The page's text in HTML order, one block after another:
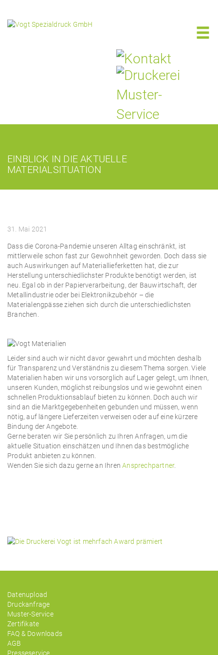
EINBLICK IN DIE AKTUELLE
MATERIALSITUATION
31. Mai 2021
Dass die Corona-Pandemie unseren Alltag einschränkt, ist
mittlerweile schon fast zur Gewohnheit geworden. Doch dass sie
auch Auswirkungen auf Materiallieferketten hat, die zur
Herstellung unterschiedlichster Produkte benötigt werden, ist
neu. Egal ob in der Papierverarbeitung, der Bauwirtschaft, der
Metallindustrie oder bei Elektronikzubehör – die
Materialengpässe ziehen sich durch die unterschiedlichsten
Branchen.
Leider sind auch wir nicht davor gewahrt und möchten deshalb
für Transparenz und Verständnis zu diesem Thema sorgen. Viele
Materialien haben wir uns vorsorglich auf Lager gelegt, um Ihnen,
unseren Kunden, möglichst reibungslos und wie gewohnt einen
schnellen Produktionsablauf bieten zu können. Doch auch wir
sind an die Marktgegebenheiten gebunden und müssen, wenn
nötig, auf längere Lieferzeiten verweisen oder auf eine kürzere
Bindung der Angebote.
Gerne beraten wir Sie persönlich zu Ihren Anfragen, um die
aktuelle Situation einschätzen und Ihnen das bestmögliche
Produkt anbieten zu können.
Wenden Sie sich dazu gerne an IhrenAnsprechpartner.
Datenupload
Druckanfrage
Muster-Service
Zertifikate
FAQ & Downloads
AGB
Presseservice